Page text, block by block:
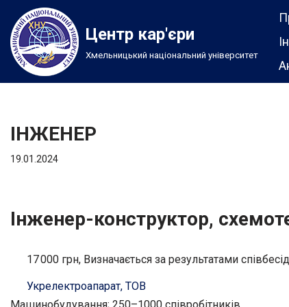
Перейти
до
вмісту
Центр кар'єри
Хмельницький національний університет
ІНЖЕНЕР
19.01.2024
Інженер-конструктор,
17 000 грн, Визначається за результатами
Укрелектроапарат, ТОВ